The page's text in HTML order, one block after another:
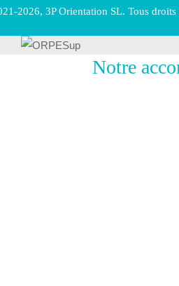
2026, 3P Orientation SL. Tous droits
Notre